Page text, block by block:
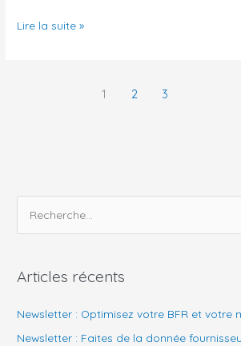
Lire la suite »
1 2 3
h
Articles récents
Newsletter : Optimisez votre BFR et votre
Newsletter : Faites de la donnée